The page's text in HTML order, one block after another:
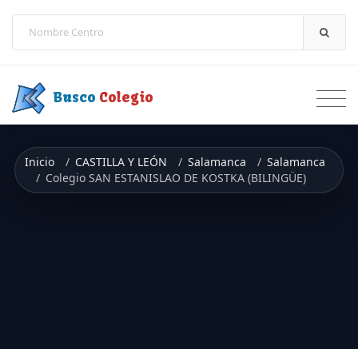
Busco Colegio
Inicio CASTILLA Y LEÓN Salamanca
Salamanca
Colegio SAN ESTANISLAO DE KOSTKA (BILINGÜE)